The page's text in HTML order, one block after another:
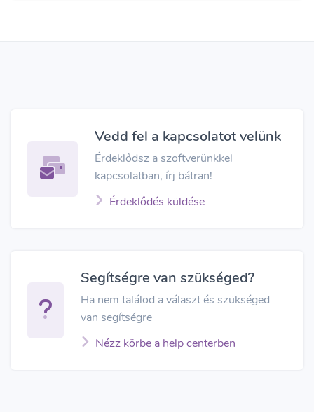
Vedd fel a kapcsolatot velünk
Érdeklődsz a szoftverünkkel
kapcsolatban, írj bátran!
Érdeklődés küldése
Segítségre van szükséged?
Ha nem találod a választ és szükséged
van segítségre
Nézz körbe a help centerben